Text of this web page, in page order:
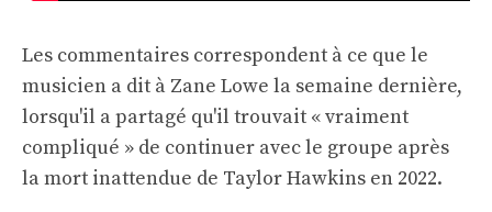
Les commentaires correspondent à ce que le
musicien a dit à Zane Lowe la semaine dernière,
lorsqu'il a partagé qu'il trouvait « vraiment
compliqué » de continuer avec le groupe après
la mort inattendue de Taylor Hawkins en 2022.